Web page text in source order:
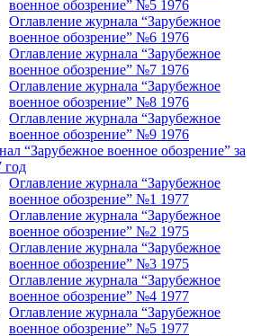
военное обозрение” №5 1976
Оглавление журнала “Зарубежное
военное обозрение” №6 1976
Оглавление журнала “Зарубежное
военное обозрение” №7 1976
Оглавление журнала “Зарубежное
военное обозрение” №8 1976
Оглавление журнала “Зарубежное
военное обозрение” №9 1976
“Зарубежное военное обозрение” за
год
Оглавление журнала “Зарубежное
военное обозрение” №1 1977
Оглавление журнала “Зарубежное
военное обозрение” №2 1975
Оглавление журнала “Зарубежное
военное обозрение” №3 1975
Оглавление журнала “Зарубежное
военное обозрение” №4 1977
Оглавление журнала “Зарубежное
военное обозрение” №5 1977